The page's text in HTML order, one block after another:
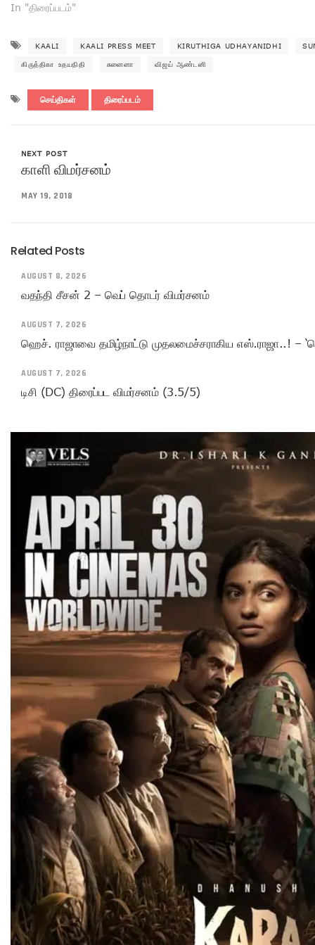
In "திரைப்படம்"
KAALI KAALI PRESS MEET KIRUTHIGA UDHAYANIDHI
கிருத்திகா உதயநிதி சுனைனா விஜய் ஆண்டனி
செய்திகள் திரைப்படம்
NEXT POST
காளி விமர்சனம்
MAY 19, 2018
Related Posts
AUGUST 8, 2026
வதந்தி சீசன் 2 – வெப் தொடர் விமர்சனம்
AUGUST 7, 2026
ஹெச். ராஜாவை தமிழ்நாட்டு முதலமைச்சராகிய எஸ்.ராஜா..! –
AUGUST 7, 2026
டிசி (DC) திரைப்பட விமர்சனம் (3.5/5)